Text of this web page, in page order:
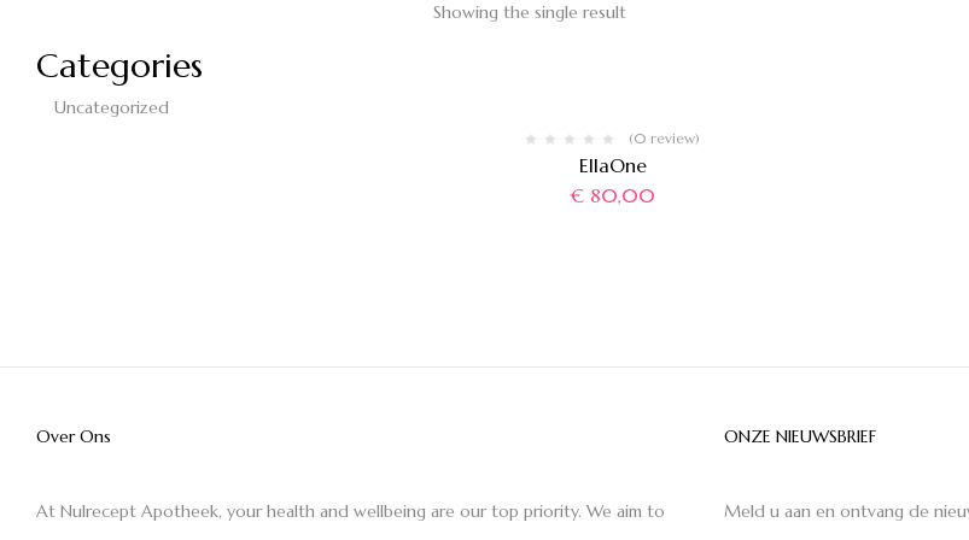
Categories
Uncategorized
Showing the single result
(0 review)
EllaOne
€80,00
Over Ons
At Nulrecept Apotheek, your health and wellbeing are our top priority. We aim to
ONZE NIEUWSBRIEF
Meld u aan en ontvang de